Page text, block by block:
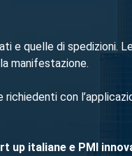
e quelle di spedizioni.
manifestazione.
con
up italiane e PMI